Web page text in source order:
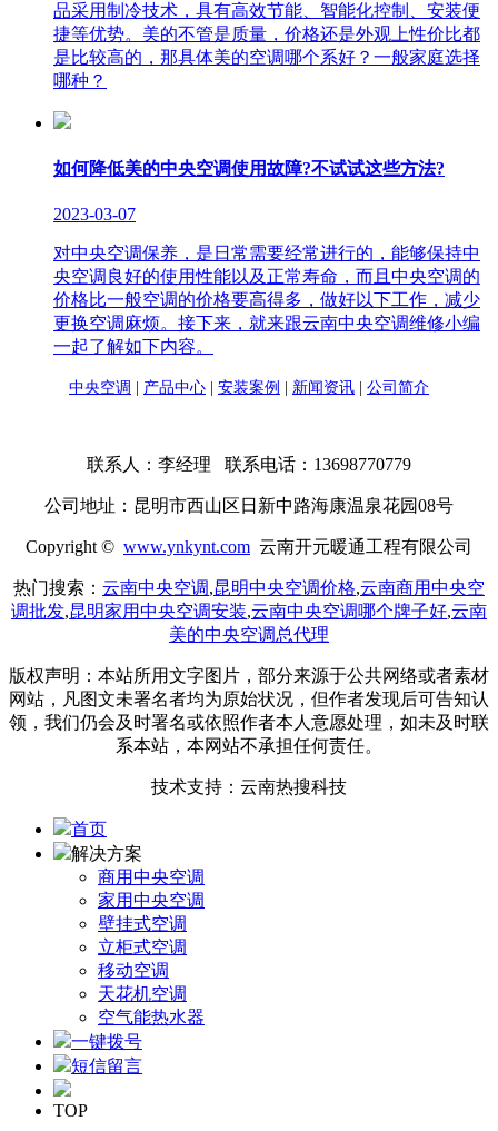
品采用制冷技术，具有高效节能、智能化控制、安装便
捷等优势。美的不管是质量，价格还是外观上性价比都
是比较高的，那具体美的空调哪个系好？一般家庭选择
哪种？
如何降低美的中央空调使用故障?不试试这些方法?
2023-03-07
对中央空调保养，是日常需要经常进行的，能够保持中
央空调良好的使用性能以及正常寿命，而且中央空调的
价格比一般空调的价格要高得多，做好以下工作，减少
更换空调麻烦。接下来，就来跟云南中央空调维修小编
一起了解如下内容。
中央空调 产品中心 安装案例 新闻资讯 公司简介
联系人：李经理 联系电话：13698770779
公司地址：昆明市西山区日新中路海康温泉花园08号
Copyright © www.ynkynt.com 云南开元暖通工程有限公司
热门搜索： 云南中央空调,昆明中央空调价格,云南商用中央空
调批发,昆明家用中央空调安装,云南中央空调哪个牌子好,云南
美的中央空调总代理
版权声明：本站所用文字图片，部分来源于公共网络或者素材
网站，凡图文未署名者均为原始状况，但作者发现后可告知认
领，我们仍会及时署名或依照作者本人意愿处理，如未及时联
系本站，本网站不承担任何责任。
技术支持：云南热搜科技
首页
解决方案
商用中央空调
家用中央空调
壁挂式空调
立柜式空调
移动空调
天花机空调
空气能热水器
一键拨号
短信留言
TOP